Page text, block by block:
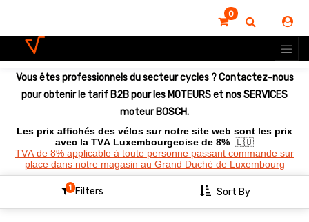
0
Vous êtes professionnels du secteur cycles ? Contactez-nous
pour obtenir le tarif B2B pour les MOTEURS et nos SERVICES
moteur BOSCH.
Les prix affichés des vélos sur notre site web sont les prix
avec la TVA Luxembourgeoise de 8% 🇱🇺
TVA de 8% applicable à toute personne passant commande sur
place dans notre magasin au Grand Duché de Luxembourg
1 Filters Sort By
options
Clear
All